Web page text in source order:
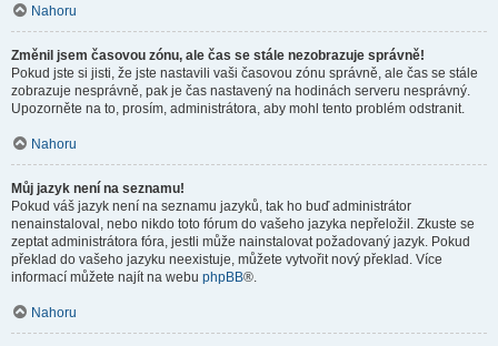
Nahoru
Změnil jsem časovou zónu, ale čas se stále nezobrazuje správně!
Pokud jste si jisti, že jste nastavili vaši časovou zónu správně, ale čas se stále
zobrazuje nesprávně, pak je čas nastavený na hodinách serveru nesprávný.
Upozorněte na to, prosím, administrátora, aby mohl tento problém odstranit.
Nahoru
Můj jazyk není na seznamu!
Pokud váš jazyk není na seznamu jazyků, tak ho buď administrátor
nenainstaloval, nebo nikdo toto fórum do vašeho jazyka nepřeložil. Zkuste se
zeptat administrátora fóra, jestli může nainstalovat požadovaný jazyk. Pokud
překlad do vašeho jazyku neexistuje, můžete vytvořit nový překlad. Více
informací můžete najít na webu phpBB®.
Nahoru